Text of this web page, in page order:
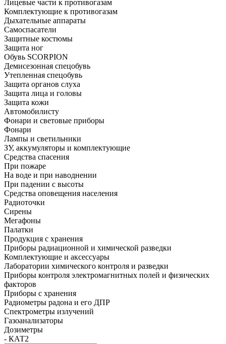
Лицевые части к противогазам
Комплектующие к противогазам
Дыхательные аппараты
Самоспасатели
Защитные костюмы
Защита ног
Обувь SCORPION
Демисезонная спецобувь
Утепленная спецобувь
Защита органов слуха
Защита лица и головы
Защита кожи
Автомобилисту
Фонари и световые приборы
Фонари
Лампы и светильники
ЗУ, аккумуляторы и комплектующие
Средства спасения
При пожаре
На воде и при наводнении
При падении с высоты
Средства оповещения населения
Радиоточки
Сирены
Мегафоны
Палатки
Продукция с хранения
Приборы радиационной и химической разведки
Комплектующие и аксессуары
Лаборатории химического контроля и разведки
Приборы контроля электромагнитных полей и физических
факторов
Приборы с хранения
Радиометры радона и его ДПР
Спектрометры излучений
Газоанализаторы
Дозиметры
- КАТ2